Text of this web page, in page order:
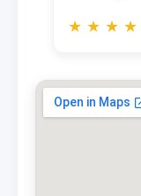
★ ★ ★ ★